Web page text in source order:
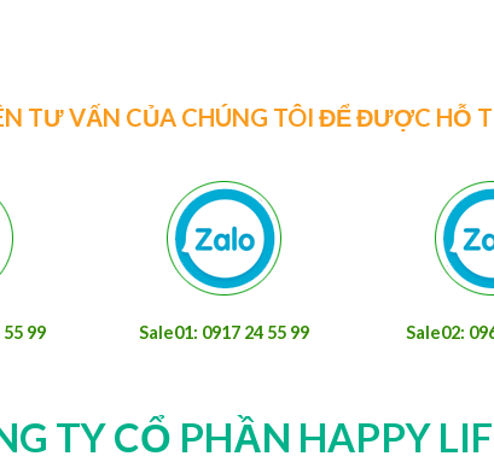
TƯ VẤN CỦA CHÚNG TÔI ĐỂ ĐƯỢC HỖ
99 Sale01: 0917 24 55 99 Sale02:
TY CỔ PHẦN HAPPY